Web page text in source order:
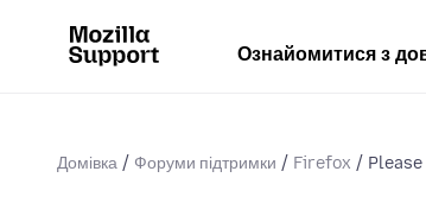
Ознайомитися з
Домівка Форуми підтримки Firefox